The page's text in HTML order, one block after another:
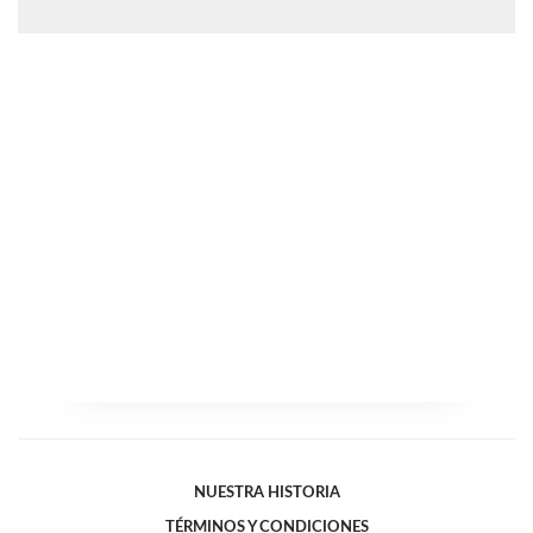
NUESTRA HISTORIA
TÉRMINOS Y CONDICIONES